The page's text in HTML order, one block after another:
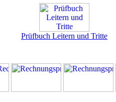
Prüfbuch Leitern und Tritte